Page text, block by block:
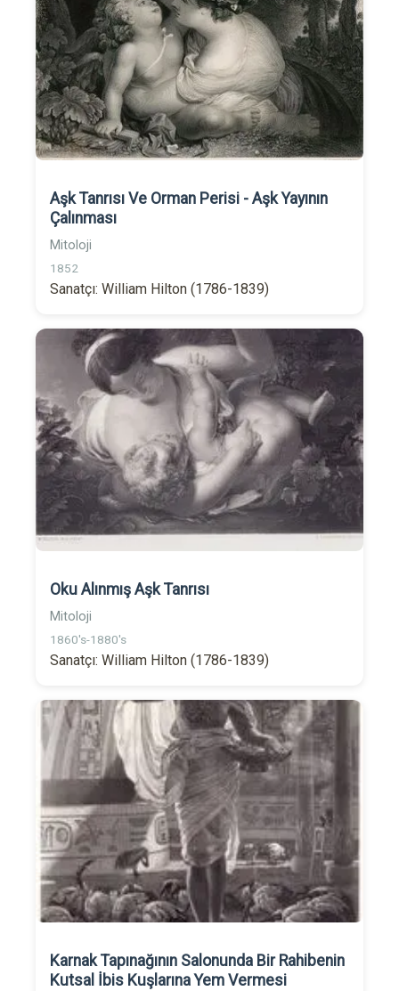
Aşk Tanrısı Ve Orman Perisi - Aşk Yayının
Çalınması
Mitoloji
1852
Sanatçı: William Hilton (1786-1839)
Oku Alınmış Aşk Tanrısı
Mitoloji
1860's-1880's
Sanatçı: William Hilton (1786-1839)
Karnak Tapınağının Salonunda Bir Rahibenin
Kutsal İbis Kuşlarına Yem Vermesi